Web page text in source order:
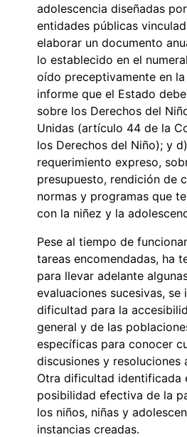
adolescencia diseñadas
entidades públicas
elaborar un documento
lo establecido en el
oído preceptivamente en
informe que el Estado
sobre los Derechos del
Unidas (artículo 44 de la
los Derechos del Niño); y
requerimiento expreso,
presupuesto, rendición de
normas y programas que
con la niñez y la
Pese al tiempo de
tareas encomendadas, ha
para llevar adelante
evaluaciones sucesivas, se
dificultad para la
general y de las
específicas para conocer
discusiones y resoluciones
Otra dificultad identificada
posibilidad efectiva de la
los niños, niñas y
instancias creadas.